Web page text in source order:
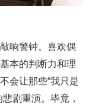
响警钟。喜欢偶
本的判断力和理
会让那些“我只是
剧重演。毕竟，